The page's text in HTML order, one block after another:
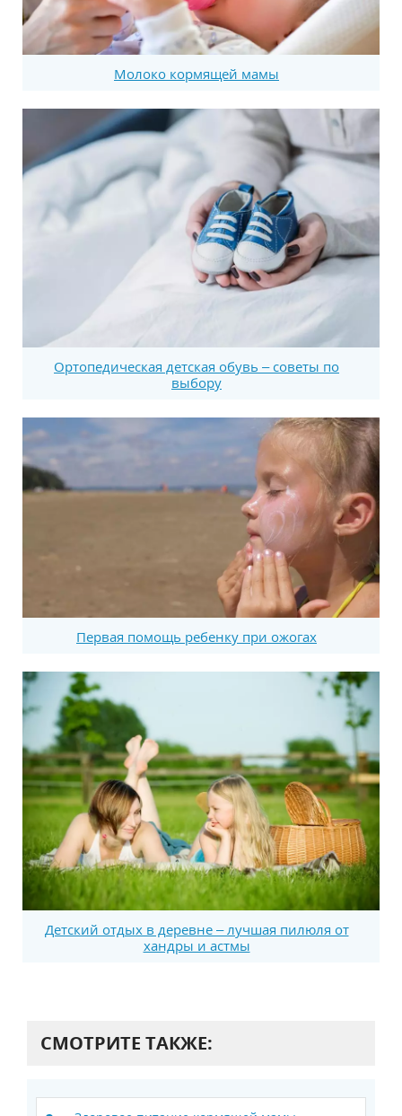
Молоко кормящей мамы
Ортопедическая детская обувь – советы по
выбору
Первая помощь ребенку при ожогах
Детский отдых в деревне – лучшая пилюля от
хандры и астмы
СМОТРИТЕ ТАКЖЕ: